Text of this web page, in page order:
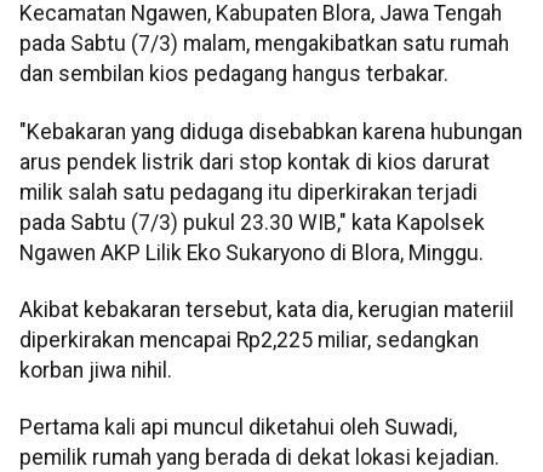
Kecamatan Ngawen, Kabupaten Blora, Jawa Tengah
pada Sabtu (7/3) malam, mengakibatkan satu rumah
dan sembilan kios pedagang hangus terbakar.
"Kebakaran yang diduga disebabkan karena hubungan
arus pendek listrik dari stop kontak di kios darurat
milik salah satu pedagang itu diperkirakan terjadi
pada Sabtu (7/3) pukul 23.30 WIB," kata Kapolsek
Ngawen AKP Lilik Eko Sukaryono di Blora, Minggu.
Akibat kebakaran tersebut, kata dia, kerugian materiil
diperkirakan mencapai Rp2,225 miliar, sedangkan
korban jiwa nihil.
Pertama kali api muncul diketahui oleh Suwadi,
pemilik rumah yang berada di dekat lokasi kejadian.